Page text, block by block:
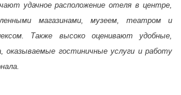
удачное расположение отеля в центре,
магазинами, музеем, театром и
Также высоко оценивают удобные,
оказываемые гостиничные услуги и работу